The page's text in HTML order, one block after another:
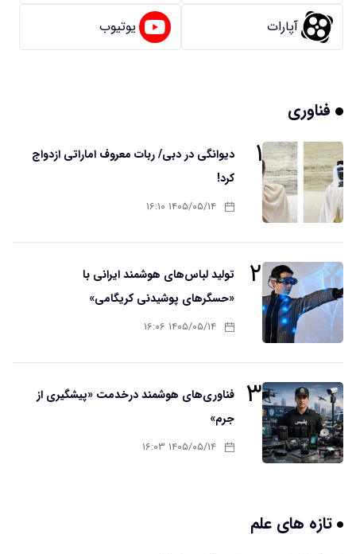
آپارات یوتیوب
فناوری
۱
دیوانگی در دبی/ ربات معروف اماراتی ازدواج
کرد!
۱۴۰۵/۰۵/۱۴ ۱۶:۱۰
۲
تولید لباس‌های هوشمند ایرانی با
«حسگرهای پوشیدنی کریگامی»
۱۴۰۵/۰۵/۱۴ ۱۶:۰۶
۳
فناوری‌های هوشمند درخدمت «پیشگیری از
جرم»
۱۴۰۵/۰۵/۱۴ ۱۶:۰۳
تازه های علم